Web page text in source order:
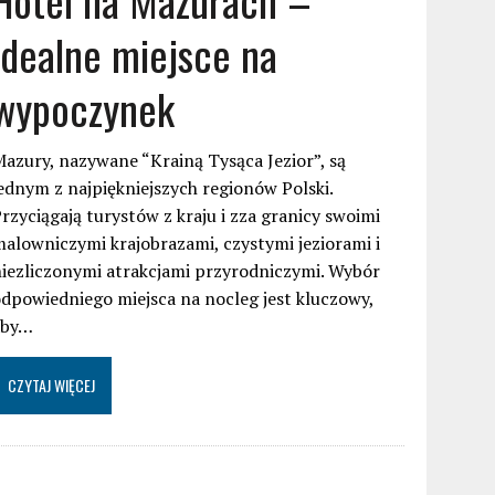
miejsce na
nazywane “Krainą Tysąca Jezior”, są
z najpiękniejszych regionów Polski.
turystów z kraju i zza granicy swoimi
krajobrazami, czystymi jeziorami i
atrakcjami przyrodniczymi. Wybór
miejsca na nocleg jest kluczowy,
CZYTAJ WIĘCEJ